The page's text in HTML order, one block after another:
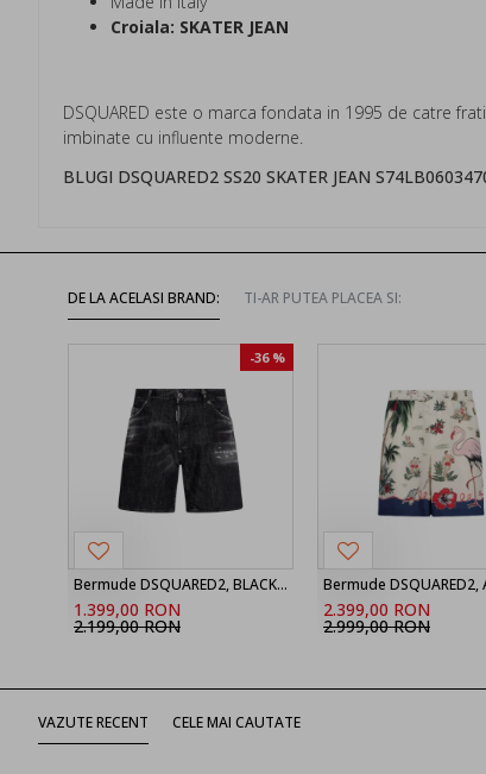
Croiala: SKATER JEAN
DSQUARED este o marca fondata in 1995 de catre
imbinate cu influente moderne.
BLUGI DSQUARED2 SS20 SKATER JEAN
DE LA ACELASI BRAND: TI-AR PUTEA PLACEA SI:
-36 %
Bermude DSQUARED2, BLACK ‘Marine’ denim shorts
1.399,00 RON
2.199,00 RON
2.399,00 RON
2.999,00 RON
VAZUTE RECENT CELE MAI CAUTATE